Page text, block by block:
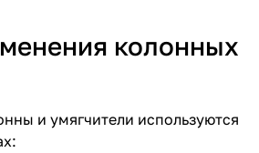
колонных
и умягчители используются